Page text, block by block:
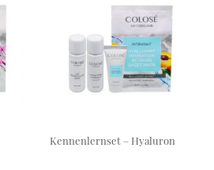
Kennenlernset – Hyaluron